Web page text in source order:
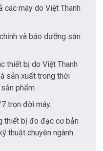
các máy do Việt Thanh
và bảo dưỡng sản
thiết bị do Việt Thanh
sản xuất trong thời
phẩm.
trọn đời máy.
thiết bị đo đạc cơ bản
thuật chuyên ngành